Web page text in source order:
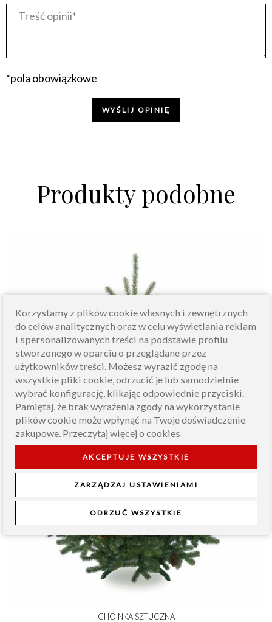
Treść opinii*
*pola obowiązkowe
WYŚLIJ OPINIĘ
Produkty podobne
CHOINKA SZTUCZNA
Korzystamy z plików cookie własnych i zewnętrznych
do celów analitycznych oraz w celu wyświetlania reklam
i spersonalizowanych treści na podstawie profilu
stworzonego w oparciu o przeglądane przez
użytkowników treści. Możesz wyrazić zgodę na
wszystkie pliki cookie, odrzucić je lub samodzielnie
wybrać konfigurację, klikając odpowiednie przyciski.
Pamiętaj, że brak wyrażenia zgody na wykorzystanie
plików cookie może wpłynąć na Twoje doświadczenie
zakupowe. Przeczytaj więcej o cookies
AKCEPTUJE WSZYSTKIE
ZARZĄDZAJ USTAWIENIAMI
ODRZUĆ WSZYSTKIE